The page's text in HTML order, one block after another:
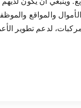
والمواقع
لدعم تطوير